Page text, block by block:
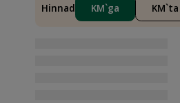
Hinnad KM`ga KM`ta